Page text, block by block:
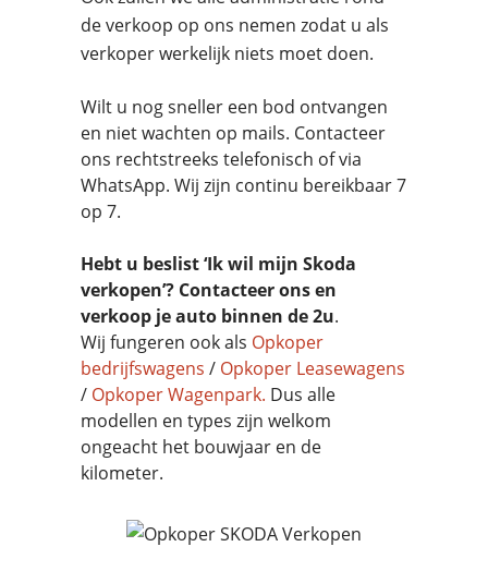
de verkoop op ons nemen zodat u als
verkoper werkelijk niets moet doen.
Wilt u nog sneller een bod ontvangen
en niet wachten op mails. Contacteer
ons rechtstreeks telefonisch of via
WhatsApp. Wij zijn continu bereikbaar 7
op 7.
Hebt u beslist ‘Ik wil mijn Skoda
verkopen’? Contacteer ons en
verkoop je auto binnen de 2u.
Wij fungeren ook als Opkoper
bedrijfswagens / Opkoper Leasewagens
/ Opkoper Wagenpark. Dus alle
modellen en types zijn welkom
ongeacht het bouwjaar en de
kilometer.